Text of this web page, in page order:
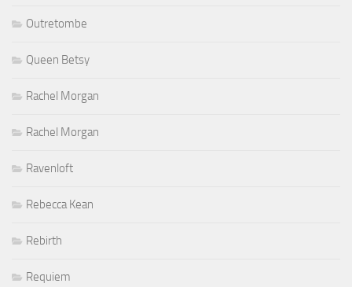
Outretombe
Queen Betsy
Rachel Morgan
Rachel Morgan
Ravenloft
Rebecca Kean
Rebirth
Requiem